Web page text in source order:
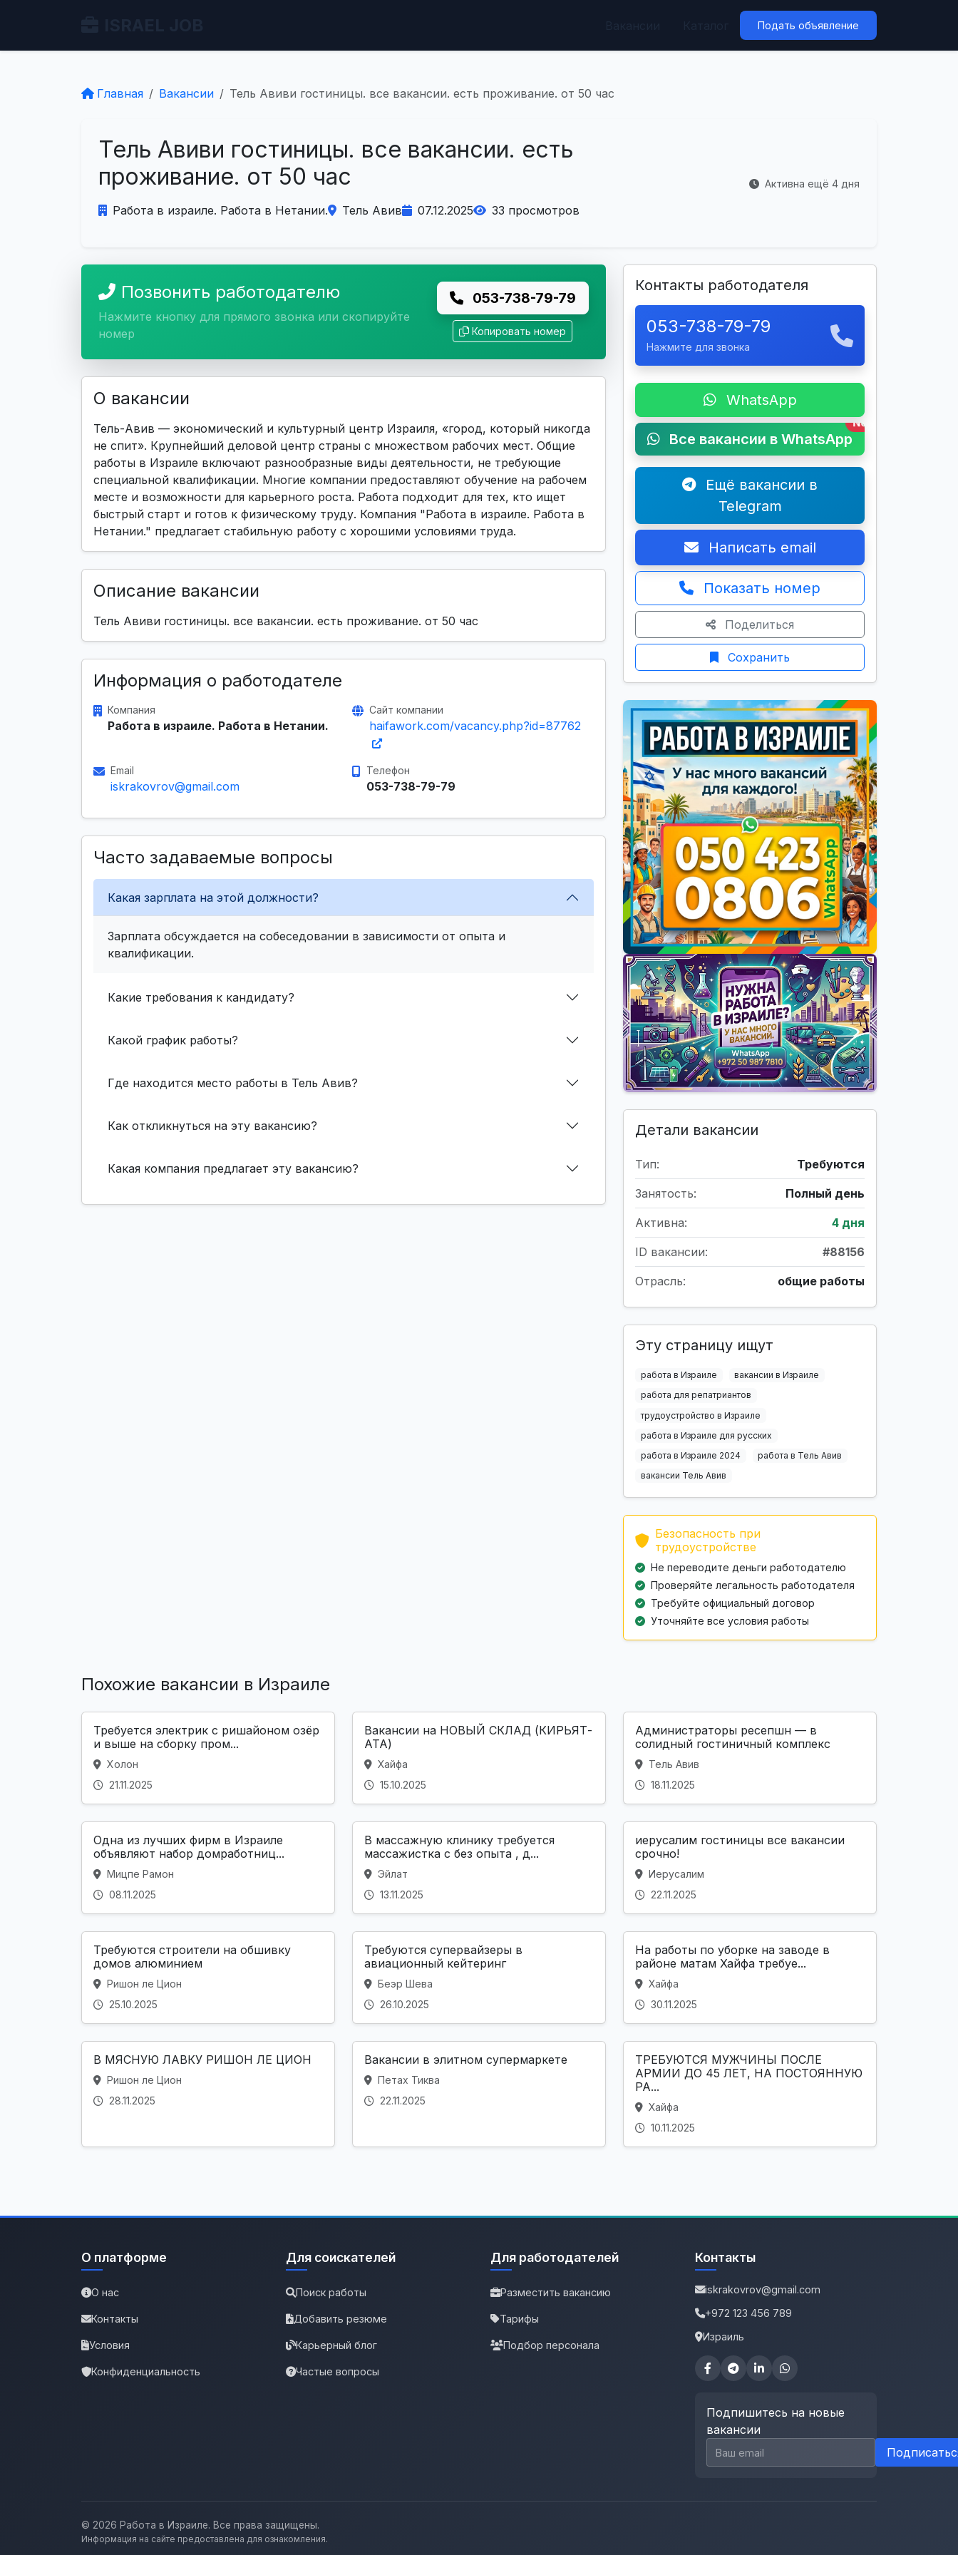
Подать объявление
Главная Вакансии Тель Авиви гостиницы. все вакансии. есть проживание. от 50 час
Тель Авиви гостиницы. все вакансии. есть
проживание. от 50 час
Работа в израиле. Работа в Нетании. Тель Авив 07.12.2025 33 просмотров
Активна ещё 4 дня
Позвонить работодателю
Нажмите кнопку для прямого звонка или скопируйте
номер
053-738-79-79
Копировать номер
О вакансии
Тель-Авив — экономический и культурный центр Израиля, «город, который никогда
не спит». Крупнейший деловой центр страны с множеством рабочих мест. Общие
работы в Израиле включают разнообразные виды деятельности, не требующие
специальной квалификации. Многие компании предоставляют обучение на рабочем
месте и возможности для карьерного роста. Работа подходит для тех, кто ищет
быстрый старт и готов к физическому труду. Компания "Работа в израиле. Работа в
Нетании." предлагает стабильную работу с хорошими условиями труда.
Описание вакансии
Тель Авиви гостиницы. все вакансии. есть проживание. от 50 час
Информация о работодателе
Компания
Работа в израиле. Работа в Нетании.
Сайт компании
haifawork.com/vacancy.php?id=87762
Email
iskrakovrov@gmail.com
Телефон
053-738-79-79
Часто задаваемые вопросы
Какая зарплата на этой должности?
Зарплата обсуждается на собеседовании в зависимости от опыта и
квалификации.
Какие требования к кандидату?
Какой график работы?
Где находится место работы в Тель Авив?
Как откликнуться на эту вакансию?
Какая компания предлагает эту вакансию?
Контакты работодателя
053-738-79-79
Нажмите для звонка
WhatsApp
Все вакансии в WhatsApp
New
Ещё вакансии в
Telegram
Написать email
Показать номер
Поделиться
Сохранить
Детали вакансии
Тип: Требуются
Занятость: Полный день
Активна: 4 дня
ID вакансии: #88156
Отрасль: общие работы
Эту страницу ищут
работа в Израиле
вакансии в Израиле
работа для репатриантов
трудоустройство в Израиле
работа в Израиле для русских
работа в Израиле 2024
работа в Тель Авив
вакансии Тель Авив
Безопасность при
трудоустройстве
Не переводите деньги работодателю
Проверяйте легальность работодателя
Требуйте официальный договор
Уточняйте все условия работы
Похожие вакансии в Израиле
Требуется электрик с ришайоном озёр
и выше на сборку пром...
Холон
21.11.2025
Вакансии на НОВЫЙ СКЛАД (КИРЬЯТ-
АТА)
Хайфа
15.10.2025
Администраторы ресепшн — в
солидный гостиничный комплекс
Тель Авив
18.11.2025
Одна из лучших фирм в Израиле
объявляют набор домработниц...
Мицпе Рамон
08.11.2025
В массажную клинику требуется
массажистка с без опыта , д...
Эйлат
13.11.2025
иерусалим гостиницы все вакансии
срочно!
Иерусалим
22.11.2025
Требуются строители на обшивку
домов алюминием
Ришон ле Цион
25.10.2025
Требуются супервайзеры в
авиационный кейтеринг
Беэр Шева
26.10.2025
На работы по уборке на заводе в
районе матам Хайфа требуе...
Хайфа
30.11.2025
В МЯСНУЮ ЛАВКУ РИШОН ЛЕ ЦИОН
Ришон ле Цион
28.11.2025
Вакансии в элитном супермаркете
Петах Тиква
22.11.2025
ТРЕБУЮТСЯ МУЖЧИНЫ ПОСЛЕ
АРМИИ ДО 45 ЛЕТ, НА ПОСТОЯННУЮ
РА...
Хайфа
10.11.2025
О платформе
О нас
Контакты
Условия
Конфиденциальность
Для соискателей
Поиск работы
Добавить резюме
Карьерный блог
Частые вопросы
Для работодателей
Разместить вакансию
Тарифы
Подбор персонала
Контакты
iskrakovrov@gmail.com
+972 123 456 789
Израиль
Подпишитесь на новые
вакансии
Email для подписки
© 2026 Работа в Израиле. Все права защищены.
Информация на сайте предоставлена для ознакомления.